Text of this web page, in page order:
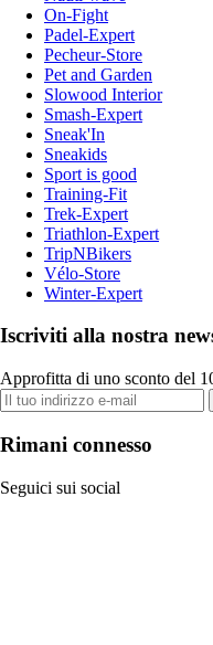
On-Fight
Padel-Expert
Pecheur-Store
Pet and Garden
Slowood Interior
Smash-Expert
Sneak'In
Sneakids
Sport is good
Training-Fit
Trek-Expert
Triathlon-Expert
TripNBikers
Vélo-Store
Winter-Expert
Iscriviti alla nostra
Approfitta di uno sconto del
Rimani connesso
Seguici sui social